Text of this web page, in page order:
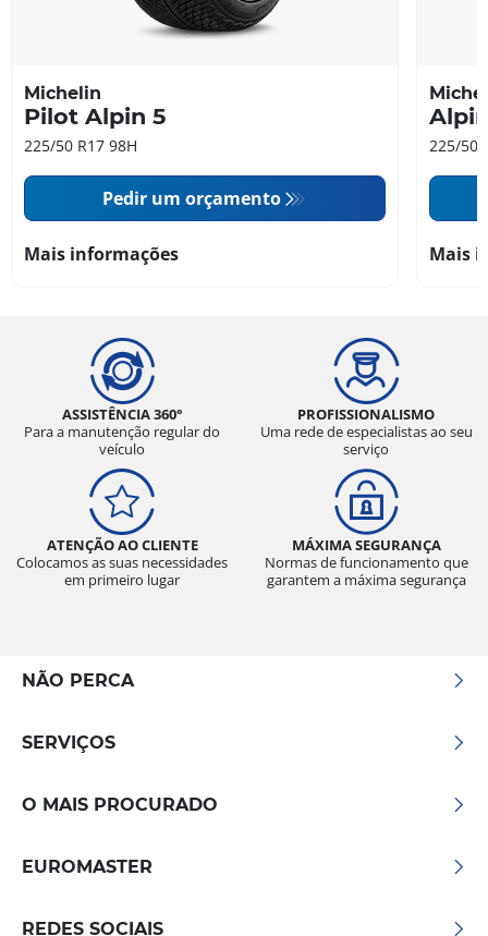
Michelin
Pilot Alpin 5
225/50 R17 98H
Pedir um orçamento
Mais informações
225/50
Mais
ASSISTÊNCIA 360°
Para a manutenção regular do
veículo
PROFISSIONALISMO
Uma rede de especialistas ao seu
serviço
ATENÇÃO AO CLIENTE
Colocamos as suas necessidades
em primeiro lugar
MÁXIMA SEGURANÇA
Normas de funcionamento que
garantem a máxima segurança
NÃO PERCA
SERVIÇOS
O MAIS PROCURADO
EUROMASTER
REDES SOCIAIS